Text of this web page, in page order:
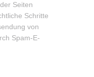
Seiten
Schritte
von
Spam-E-